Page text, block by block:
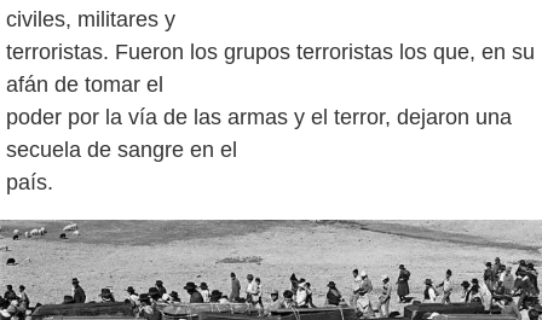
civiles, militares y
terroristas. Fueron los grupos terroristas los que, en su
afán de tomar el
poder por la vía de las armas y el terror, dejaron una
secuela de sangre en el